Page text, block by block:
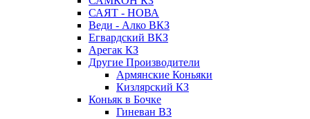
САЯТ - НОВА
Веди - Алко ВКЗ
Егвардский ВКЗ
Арегак КЗ
Другие Производители
Армянские Коньяки
Кизлярский КЗ
Коньяк в Бочке
Гиневан ВЗ